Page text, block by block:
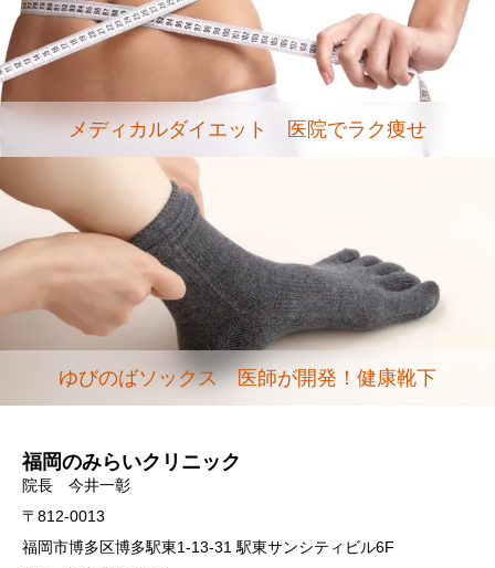
メディカルダイエット 医院でラク痩せ
ゆびのばソックス 医師が開発！健康靴下
福岡のみらいクリニック
院長 今井一彰
〒812-0013
福岡市博多区博多駅東1-13-31 駅東サンシティビル6F